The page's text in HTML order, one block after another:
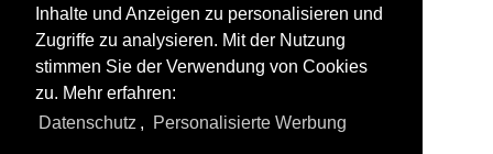
Inhalte und Anzeigen zu personalisieren und
Zugriffe zu analysieren. Mit der Nutzung
stimmen Sie der Verwendung von Cookies
zu. Mehr erfahren:
Datenschutz , Personalisierte Werbung